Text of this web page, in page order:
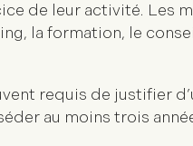
de leur activité. Les
la formation, le
requis de justifier
au moins trois